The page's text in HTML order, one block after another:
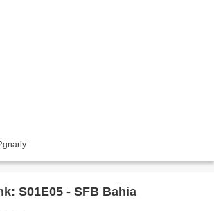
S01E05 - SFB Bahia